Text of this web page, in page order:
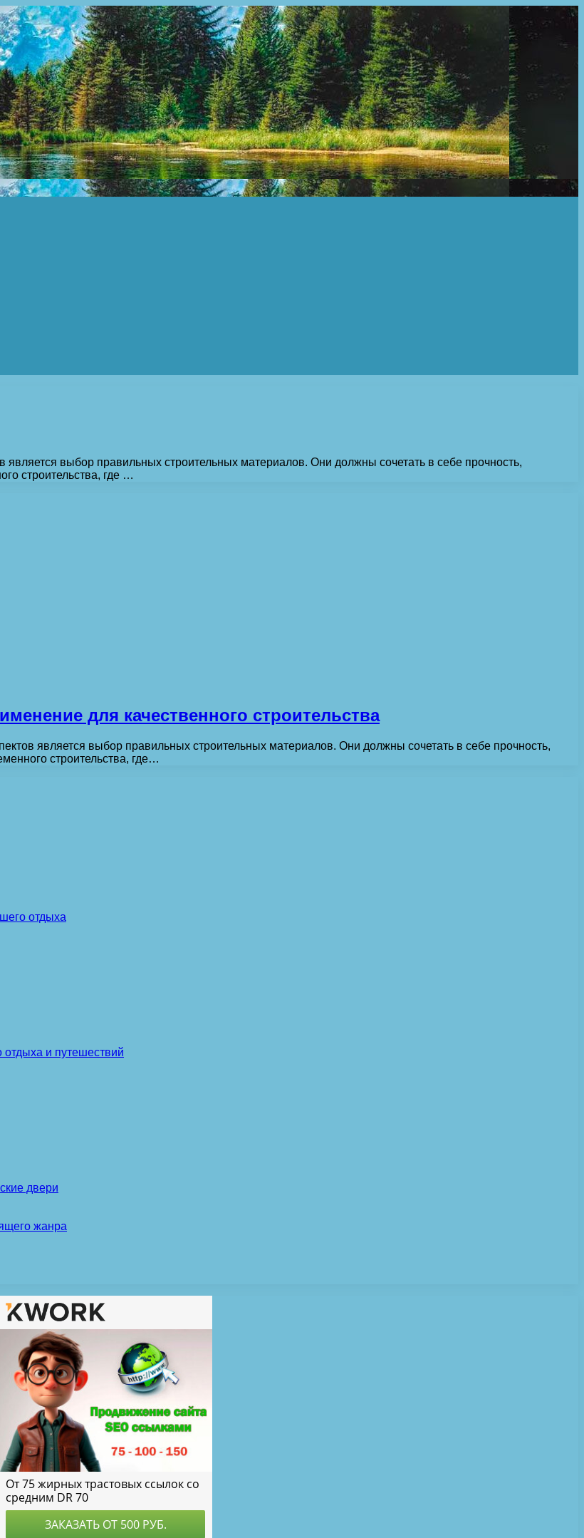
является выбор правильных строительных материалов. Они должны сочетать в себе прочность,
строительства, где …
для качественного строительства
является выбор правильных строительных материалов. Они должны сочетать в себе прочность,
строительства, где…
отдыха
отдыха и путешествий
двери
жанра